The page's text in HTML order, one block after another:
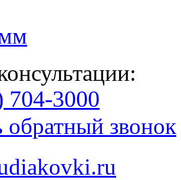
704-3000
обратный звонок